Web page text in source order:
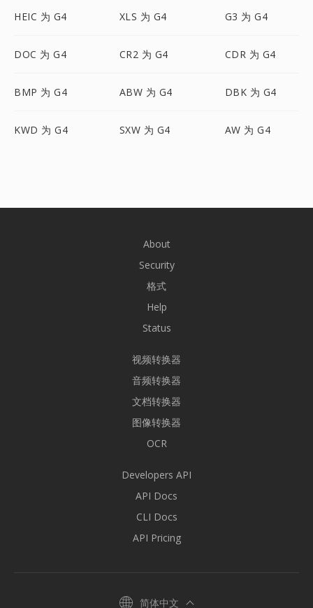
HEIC 为 G4 XLS 为 G4 G3 为 G4
DOC 为 G4 CR2 为 G4 CDR 为 G4
BMP 为 G4 ABW 为 G4 DBK 为 G4
KWD 为 G4 SXW 为 G4 AW 为 G4
About
Security
格式
Help
Status
视频转换器
音频转换器
文档转换器
图像转换器
OCR
Developers API
API Docs
CLI Docs
API Pricing
简体中文